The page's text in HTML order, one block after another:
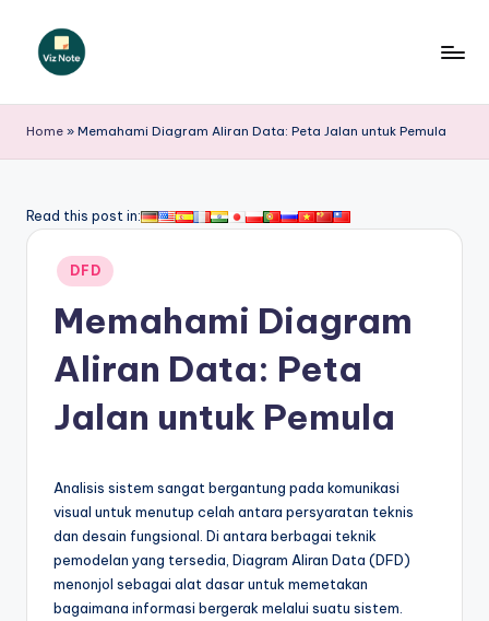
iz
N
t
si
Home » Memahami Diagram Aliran Data: Peta Jalan untuk Pemula
Read this post in:
Posted
in
DFD
Memahami Diagram
Aliran Data: Peta
Jalan untuk Pemula
Analisis sistem sangat bergantung pada komunikasi
visual untuk menutup celah antara persyaratan teknis
dan desain fungsional. Di antara berbagai teknik
pemodelan yang tersedia, Diagram Aliran Data (DFD)
menonjol sebagai alat dasar untuk memetakan
bagaimana informasi bergerak melalui suatu sistem.